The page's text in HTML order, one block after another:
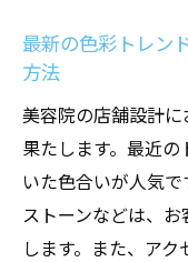
ーチ
機能性のポイ
効果的な
お客様の
多機能な
最新の色彩トレン
方法
美容院の店舗設計
果たします。最近
いた色合いが人気
ストーンなどは、
します。また、ア